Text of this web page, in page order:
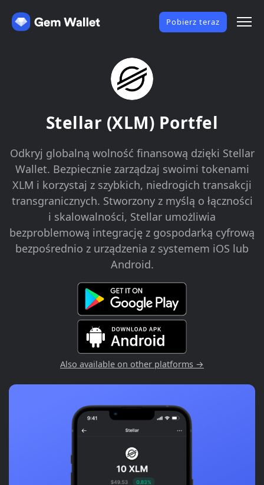
Pobierz teraz
Stellar (XLM) Portfel
Odkryj globalną wolność finansową dzięki Stellar
Wallet. Bezpiecznie zarządzaj swoimi tokenami
XLM i korzystaj z szybkich, niedrogich transakcji
transgranicznych. Stworzony z myślą o łączności
i skalowalności, Stellar umożliwia
bezproblemową integrację z gospodarką cyfrową
bezpośrednio z urządzenia z systemem iOS lub
Android.
Also available on other platforms →